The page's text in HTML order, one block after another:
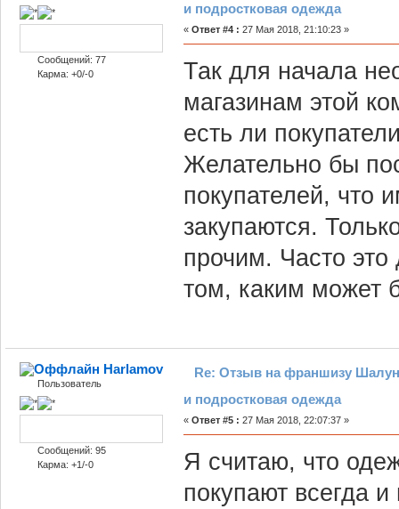
Сообщений: 77
Карма: +0/-0
и подростковая одежда
« Ответ #4 : 27 Мая 2018, 21:10:23 »
Так для начала
магазинам этой
есть ли
Желательно бы
покупателей, что
закупаются.
прочим. Часто это
том, каким может
Harlamov
Пользователь
Сообщений: 95
Карма: +1/-0
Re: Отзыв на франшизу
и подростковая одежда
« Ответ #5 : 27 Мая 2018, 22:07:37 »
Я считаю, что
покупают всегда